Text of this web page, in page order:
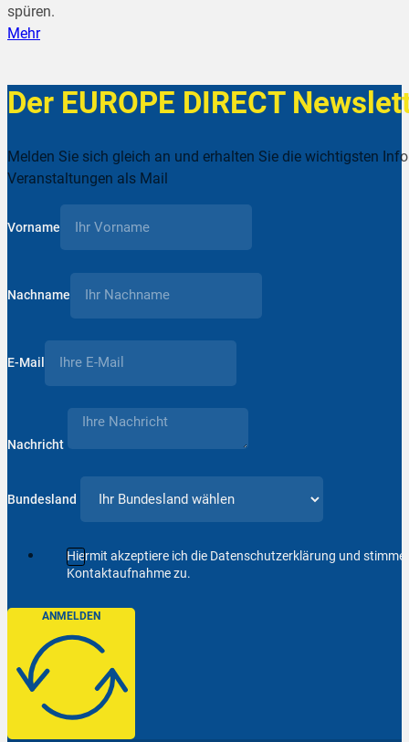
spüren.
Mehr
Der EUROPE DIRECT
Melden Sie sich gleich an und erhalten Sie die wichtigsten
Veranstaltungen als Mail
Vorname
Nachname
E-Mail
Nachricht
Bundesland
Hiermit akzeptiere ich die Datenschutzerklärung und
Kontaktaufnahme zu.
ANMELDEN